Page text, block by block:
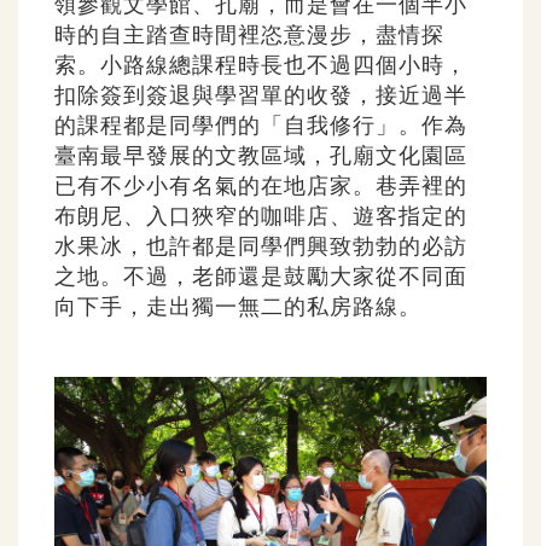
時的自主踏查時間裡恣意漫步，盡情探
索。小路線總課程時長也不過四個小時，
扣除簽到簽退與學習單的收發，接近過半
的課程都是同學們的「自我修行」。作為
臺南最早發展的文教區域，孔廟文化園區
已有不少小有名氣的在地店家。巷弄裡的
布朗尼、入口狹窄的咖啡店、遊客指定的
水果冰，也許都是同學們興致勃勃的必訪
之地。不過，老師還是鼓勵大家從不同面
向下手，走出獨一無二的私房路線。